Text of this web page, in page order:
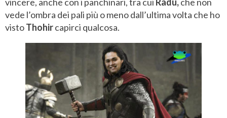
vede l’ombra dei pali più o meno dall’ultima volta che ho
vistoThohircapirci qualcosa.